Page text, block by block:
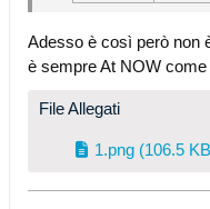
Adesso è così però non
è sempre At NOW
File Allegati
1.png (106.5